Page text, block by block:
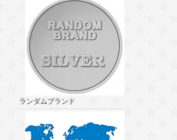
ランダムブランド